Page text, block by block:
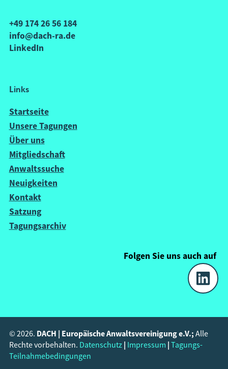
+49 174 26 56 184
info@dach-ra.de
LinkedIn
Links
Startseite
Unsere Tagungen
Über uns
Mitgliedschaft
Anwaltssuche
Neuigkeiten
Kontakt
Satzung
Tagungsarchiv
Folgen Sie unsauchauf
© 2026. DACH | Europäische Anwaltsvereinigung e.V.; Alle
Rechte vorbehalten. Datenschutz | Impressum | Tagungs-
Teilnahmebedingungen